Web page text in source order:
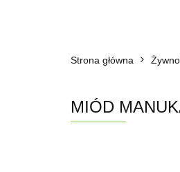
Dla Zwierząt
Strona główna
MIÓD